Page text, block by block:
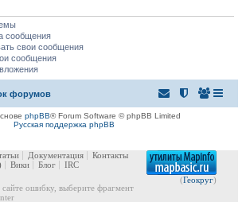
сообщения
свои сообщения
сообщения
форумов
phpBB® Forum Software © phpBB Limited
Русская поддержка phpBB
(Геокруг)
Документация
Контакты
Вики Блог
IRC
ошибку, выберите фрагмент